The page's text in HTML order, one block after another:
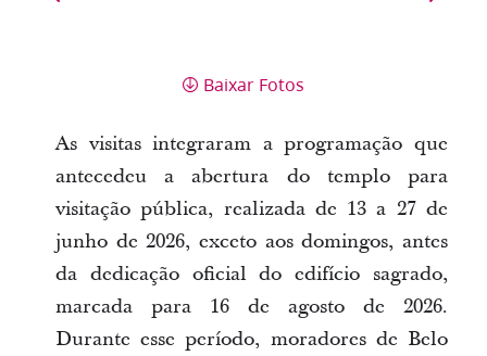
Baixar Fotos
As visitas integraram a programação que
antecedeu a abertura do templo para
visitação pública, realizada de 13 a 27 de
junho de 2026, exceto aos domingos, antes
da dedicação oficial do edifício sagrado,
marcada para 16 de agosto de 2026.
Durante esse período, moradores de Belo